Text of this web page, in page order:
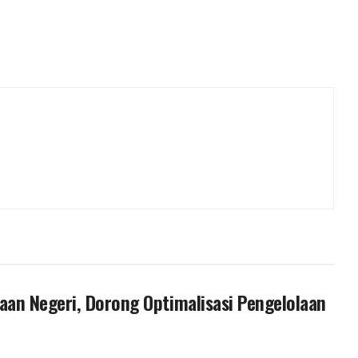
Negeri, Dorong Optimalisasi Pengelolaan